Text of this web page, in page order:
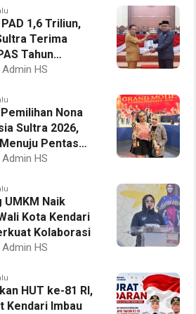
1,6 Triliun,
Terima
Tahun
2027
Admin HS
Nona
Sultra 2026,
Pentas
Admin HS
UMKM Naik
Kota Kendari
Kolaborasi
Admin HS
HUT ke-81 RI,
Kendari Imbau